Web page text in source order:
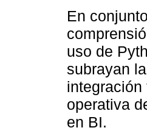
En
uso de
subrayan
operativa
en BI.